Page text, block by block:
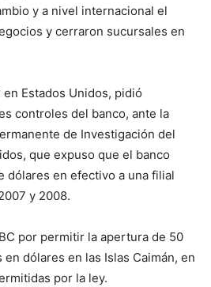
y a nivel internacional el
y cerraron sucursales en
Estados Unidos, pidió
controles del banco, ante la
de Investigación del
que expuso que el banco
dólares en efectivo a una filial
y 2008.
por permitir la apertura de 50
dólares en las Islas Caimán, en
por la ley.